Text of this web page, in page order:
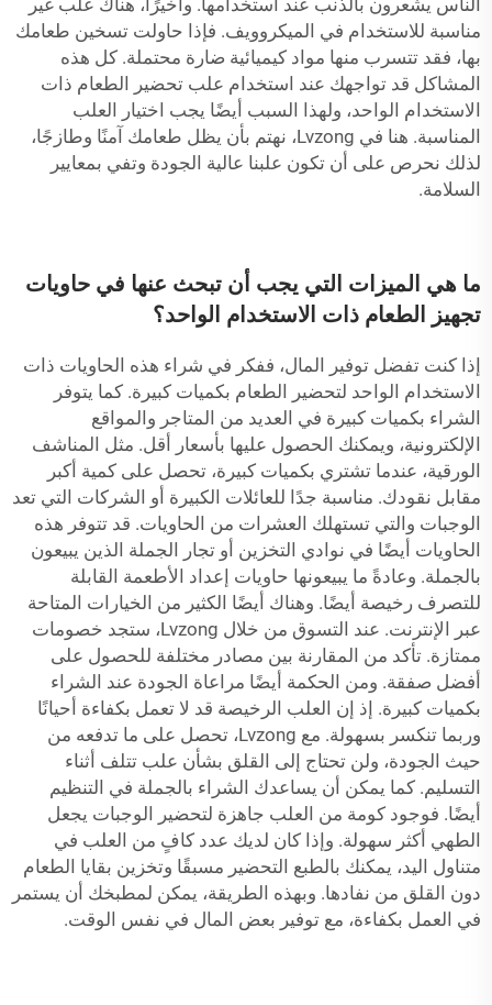
الناس يشعرون بالذنب عند استخدامها. وأخيرًا، هناك علب غير
مناسبة للاستخدام في الميكروويف. فإذا حاولت تسخين طعامك
بها، فقد تتسرب منها مواد كيميائية ضارة محتملة. كل هذه
المشاكل قد تواجهك عند استخدام علب تحضير الطعام ذات
الاستخدام الواحد، ولهذا السبب أيضًا يجب اختيار العلب
المناسبة. هنا في Lvzong، نهتم بأن يظل طعامك آمنًا وطازجًا،
لذلك نحرص على أن تكون علبنا عالية الجودة وتفي بمعايير
السلامة.
ما هي الميزات التي يجب أن تبحث عنها في حاويات
تجهيز الطعام ذات الاستخدام الواحد؟
إذا كنت تفضل توفير المال، ففكر في شراء هذه الحاويات ذات
الاستخدام الواحد لتحضير الطعام بكميات كبيرة. كما يتوفر
الشراء بكميات كبيرة في العديد من المتاجر والمواقع
الإلكترونية، ويمكنك الحصول عليها بأسعار أقل. مثل المناشف
الورقية، عندما تشتري بكميات كبيرة، تحصل على كمية أكبر
مقابل نقودك. مناسبة جدًا للعائلات الكبيرة أو الشركات التي تعد
الوجبات والتي تستهلك العشرات من الحاويات. قد تتوفر هذه
الحاويات أيضًا في نوادي التخزين أو تجار الجملة الذين يبيعون
بالجملة. وعادةً ما يبيعونها حاويات إعداد الأطعمة القابلة
للتصرف رخيصة أيضًا. وهناك أيضًا الكثير من الخيارات المتاحة
عبر الإنترنت. عند التسوق من خلال Lvzong، ستجد خصومات
ممتازة. تأكد من المقارنة بين مصادر مختلفة للحصول على
أفضل صفقة. ومن الحكمة أيضًا مراعاة الجودة عند الشراء
بكميات كبيرة. إذ إن العلب الرخيصة قد لا تعمل بكفاءة أحيانًا
وربما تنكسر بسهولة. مع Lvzong، تحصل على ما تدفعه من
حيث الجودة، ولن تحتاج إلى القلق بشأن علب تتلف أثناء
التسليم. كما يمكن أن يساعدك الشراء بالجملة في التنظيم
أيضًا. فوجود كومة من العلب جاهزة لتحضير الوجبات يجعل
الطهي أكثر سهولة. وإذا كان لديك عدد كافٍ من العلب في
متناول اليد، يمكنك بالطبع التحضير مسبقًا وتخزين بقايا الطعام
دون القلق من نفادها. وبهذه الطريقة، يمكن لمطبخك أن يستمر
في العمل بكفاءة، مع توفير بعض المال في نفس الوقت.